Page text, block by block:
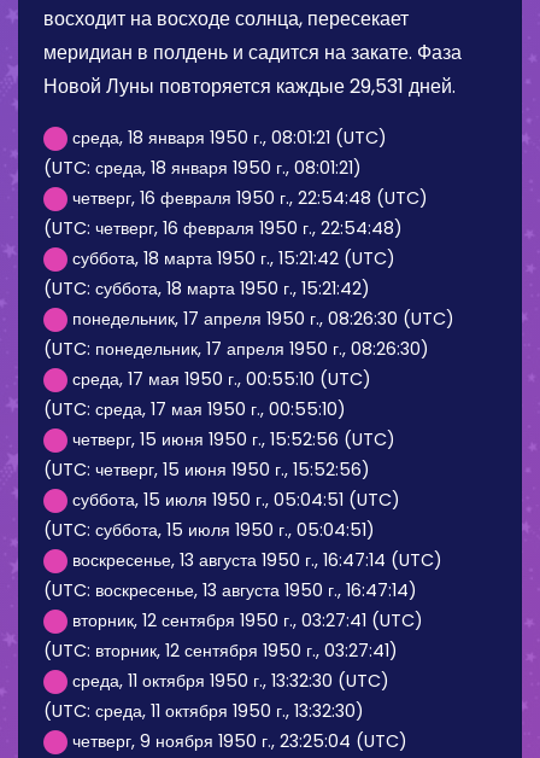
восходит на восходе солнца, пересекает
меридиан в полдень и садится на закате. Фаза
Новой Луны повторяется каждые 29,531 дней.
среда, 18 января 1950 г., 08:01:21 (UTC)
(UTC: среда, 18 января 1950 г., 08:01:21)
четверг, 16 февраля 1950 г., 22:54:48 (UTC)
(UTC: четверг, 16 февраля 1950 г., 22:54:48)
суббота, 18 марта 1950 г., 15:21:42 (UTC)
(UTC: суббота, 18 марта 1950 г., 15:21:42)
понедельник, 17 апреля 1950 г., 08:26:30 (UTC)
(UTC: понедельник, 17 апреля 1950 г., 08:26:30)
среда, 17 мая 1950 г., 00:55:10 (UTC)
(UTC: среда, 17 мая 1950 г., 00:55:10)
четверг, 15 июня 1950 г., 15:52:56 (UTC)
(UTC: четверг, 15 июня 1950 г., 15:52:56)
суббота, 15 июля 1950 г., 05:04:51 (UTC)
(UTC: суббота, 15 июля 1950 г., 05:04:51)
воскресенье, 13 августа 1950 г., 16:47:14 (UTC)
(UTC: воскресенье, 13 августа 1950 г., 16:47:14)
вторник, 12 сентября 1950 г., 03:27:41 (UTC)
(UTC: вторник, 12 сентября 1950 г., 03:27:41)
среда, 11 октября 1950 г., 13:32:30 (UTC)
(UTC: среда, 11 октября 1950 г., 13:32:30)
четверг, 9 ноября 1950 г., 23:25:04 (UTC)